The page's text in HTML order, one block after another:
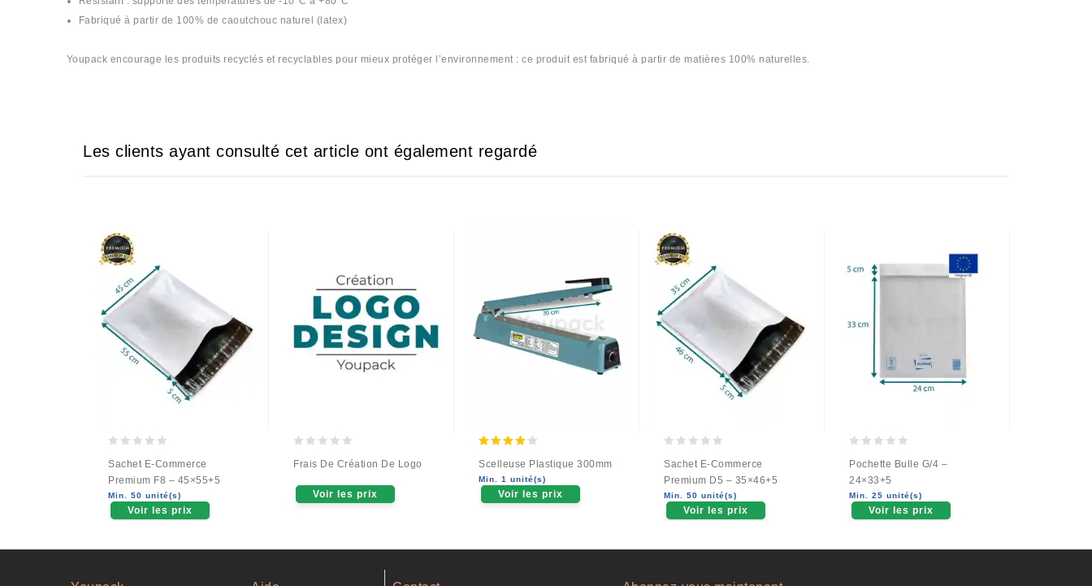
Fabriqué à partir de 100% de caoutchouc naturel (latex)
Youpack encourage les produits recyclés et recyclables pour mieux protéger l’environnement : ce produit est fabriqué à partir de matières 100% naturelles.
Les clients ayant consulté cet article ont également regardé
out
of
5
Sachet E-Commerce
Premium F8 – 45×55+5
Min. 50 unité(s)
Voir les prix
out
of
5
Frais De Création De Logo
Voir les prix
out of 5
Scelleuse Plastique 300mm
Min. 1 unité(s)
Voir les prix
out
of
5
Sachet E-Commerce
Premium D5 – 35×46+5
Min. 50 unité(s)
Voir les prix
out
of
5
Pochette Bulle G/4 –
24×33+5
Min. 25 unité(s)
Voir les prix